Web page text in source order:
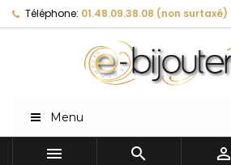
Téléphone: 01.48.09.38.08 (non surtaxé)
Menu
  